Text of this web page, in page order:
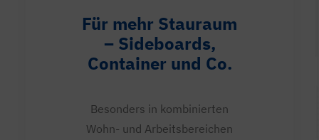
Für mehr Stauraum
– Sideboards,
Container und Co.
Besonders in kombinierten
Wohn- und Arbeitsbereichen